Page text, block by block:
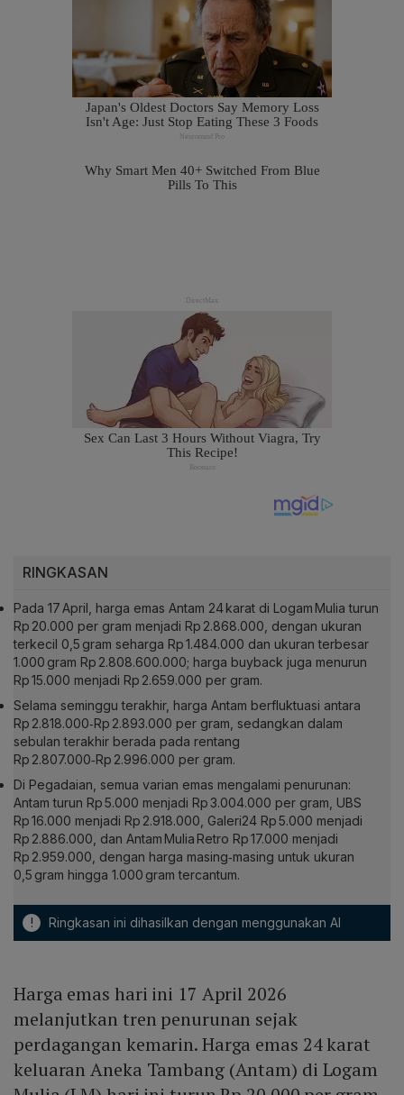
RINGKASAN
Pada 17 April, harga emas Antam 24 karat di Logam Mulia turun
Rp 20.000 per gram menjadi Rp 2.868.000, dengan ukuran
terkecil 0,5 gram seharga Rp 1.484.000 dan ukuran terbesar
1.000 gram Rp 2.808.600.000; harga buyback juga menurun
Rp 15.000 menjadi Rp 2.659.000 per gram.
Selama seminggu terakhir, harga Antam berfluktuasi antara
Rp 2.818.000‑Rp 2.893.000 per gram, sedangkan dalam
sebulan terakhir berada pada rentang
Rp 2.807.000‑Rp 2.996.000 per gram.
Di Pegadaian, semua varian emas mengalami penurunan:
Antam turun Rp 5.000 menjadi Rp 3.004.000 per gram, UBS
Rp 16.000 menjadi Rp 2.918.000, Galeri24 Rp 5.000 menjadi
Rp 2.886.000, dan Antam Mulia Retro Rp 17.000 menjadi
Rp 2.959.000, dengan harga masing‑masing untuk ukuran
0,5 gram hingga 1.000 gram tercantum.
! Ringkasan ini dihasilkan dengan menggunakan AI
Harga emas hari ini 17 April 2026
melanjutkan tren penurunan sejak
perdagangan kemarin. Harga emas 24 karat
keluaran Aneka Tambang (Antam) di Logam